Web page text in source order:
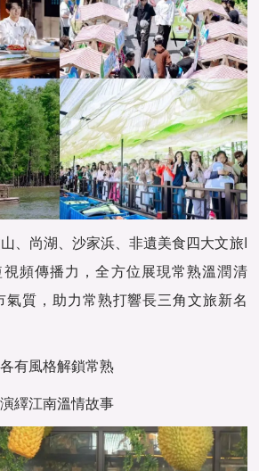
、尚湖、沙家浜、非遺美食四大文旅I
頻傳播力，全方位展現常熟溫潤清
氣質，助力常熟打響長三角文旅新名
有風格解鎖常熟
繹江南溫情故事